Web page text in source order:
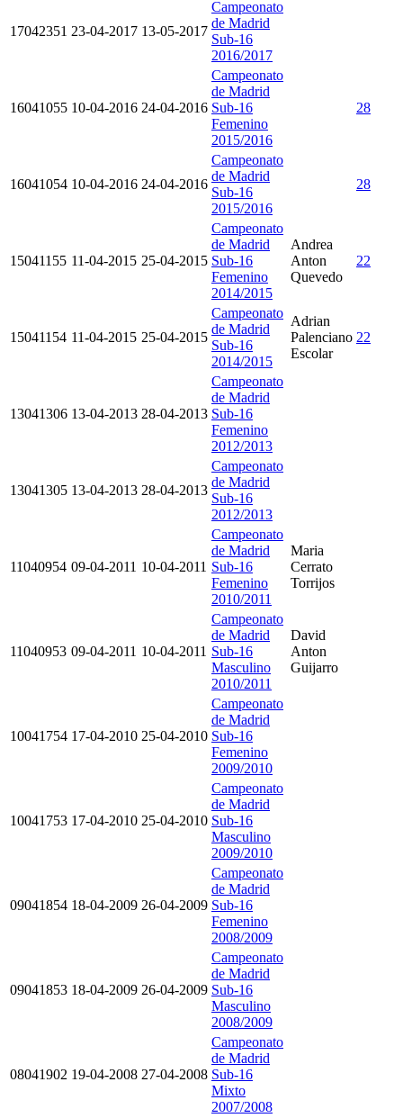
17042351 23-04-2017 13-05-2017
Campeonato
de Madrid
Sub-16
2016/2017
16041055 10-04-2016 24-04-2016
Campeonato
de Madrid
Sub-16
Femenino
2015/2016
28
16041054 10-04-2016 24-04-2016
Campeonato
de Madrid
Sub-16
2015/2016
28
15041155 11-04-2015 25-04-2015
Campeonato
de Madrid
Sub-16
Femenino
2014/2015
Andrea
Anton
Quevedo
22
15041154 11-04-2015 25-04-2015
Campeonato
de Madrid
Sub-16
2014/2015
Adrian
Palenciano
Escolar
22
13041306 13-04-2013 28-04-2013
Campeonato
de Madrid
Sub-16
Femenino
2012/2013
13041305 13-04-2013 28-04-2013
Campeonato
de Madrid
Sub-16
2012/2013
11040954 09-04-2011 10-04-2011
Campeonato
de Madrid
Sub-16
Femenino
2010/2011
Maria
Cerrato
Torrijos
11040953 09-04-2011 10-04-2011
Campeonato
de Madrid
Sub-16
Masculino
2010/2011
David
Anton
Guijarro
10041754 17-04-2010 25-04-2010
Campeonato
de Madrid
Sub-16
Femenino
2009/2010
10041753 17-04-2010 25-04-2010
Campeonato
de Madrid
Sub-16
Masculino
2009/2010
09041854 18-04-2009 26-04-2009
Campeonato
de Madrid
Sub-16
Femenino
2008/2009
09041853 18-04-2009 26-04-2009
Campeonato
de Madrid
Sub-16
Masculino
2008/2009
08041902 19-04-2008 27-04-2008
Campeonato
de Madrid
Sub-16
Mixto
2007/2008